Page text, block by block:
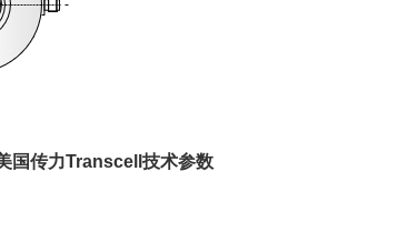
国传力Transcell技术参数